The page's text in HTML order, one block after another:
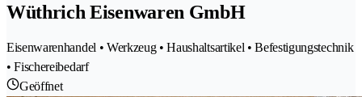
Wüthrich Eisenwaren GmbH
Eisenwarenhandel • Werkzeug • Haushaltsartikel • Befestigungstechnik
• Fischereibedarf
Geöffnet